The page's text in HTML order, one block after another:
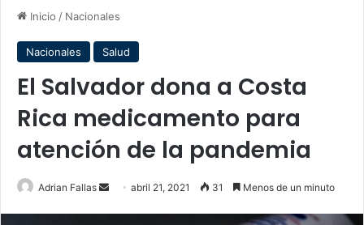
Inicio / Nacionales
Nacionales Salud
El Salvador dona a Costa
Rica medicamento para
atención de la pandemia
Adrian Fallas
Sendabril 21, 2021 31 Menos de un minuto